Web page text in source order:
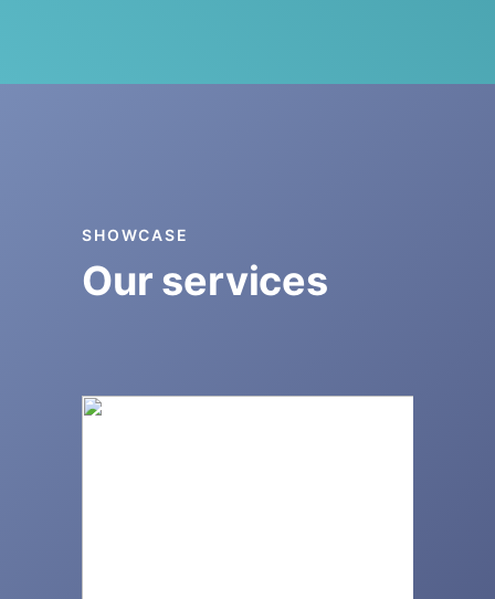
SHOWCASE
Our services